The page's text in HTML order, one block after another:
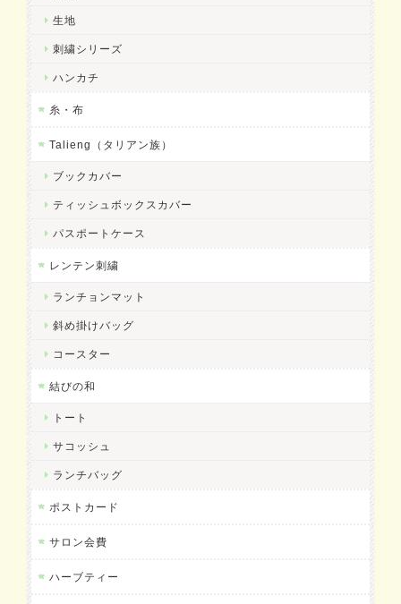
生地
刺繍シリーズ
ハンカチ
糸・布
Talieng（タリアン族）
ブックカバー
ティッシュボックスカバー
パスポートケース
レンテン刺繍
ランチョンマット
斜め掛けバッグ
コースター
結びの和
トート
サコッシュ
ランチバッグ
ポストカード
サロン会費
ハーブティー